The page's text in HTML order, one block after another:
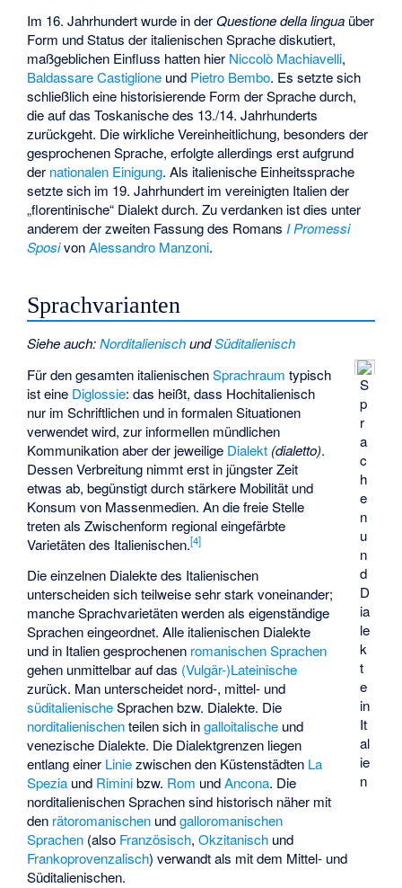
Im 16. Jahrhundert wurde in derQuestione della lingua über
Form und Status der italienischen Sprache diskutiert,
maßgeblichen Einfluss hatten hier Niccolò Machiavelli,
Baldassare Castiglione und Pietro Bembo. Es setzte sich
schließlich eine historisierende Form der Sprache durch,
die auf das Toskanische des 13./14. Jahrhunderts
zurückgeht. Die wirkliche Vereinheitlichung, besonders der
gesprochenen Sprache, erfolgte allerdings erst aufgrund
der nationalen Einigung. Als italienische Einheitssprache
setzte sich im 19. Jahrhundert im vereinigten Italien der
„florentinische“ Dialekt durch. Zu verdanken ist dies unter
anderem der zweiten Fassung des RomansI Promessi
SposivonAlessandro Manzoni.
Sprachvarianten
Siehe auch:NorditalienischundSüditalienisch
S
p
r
a
c
h
e
n
u
n
d
D
ia
le
k
t
e
in
It
al
ie
n
Für den gesamten italienischenSprachraum typisch
ist eine Diglossie: das heißt, dass Hochitalienisch
nur im Schriftlichen und in formalen Situationen
verwendet wird, zur informellen mündlichen
Kommunikation aber der jeweilige Dialekt (dialetto).
Dessen Verbreitung nimmt erst in jüngster Zeit
etwas ab, begünstigt durch stärkere Mobilität und
Konsum von Massenmedien. An die freie Stelle
treten als Zwischenform regional eingefärbte
Varietäten des Italienischen.[4]
Die einzelnen Dialekte des Italienischen
unterscheiden sich teilweise sehr stark voneinander;
manche Sprachvarietäten werden als eigenständige
Sprachen eingeordnet. Alle italienischen Dialekte
und in Italien gesprochenen romanischen Sprachen
gehen unmittelbar auf das (Vulgär-)Lateinische
zurück. Man unterscheidet nord-, mittel- und
süditalienischeSprachen bzw. Dialekte. Die
norditalienischenteilen sich ingalloitalische und
venezische Dialekte. Die Dialektgrenzen liegen
entlang einer Liniezwischen den Küstenstädten La
Spezia und Riminibzw. Rom undAncona. Die
norditalienischen Sprachen sind historisch näher mit
den rätoromanischen undgalloromanischen
Sprachen (also Französisch,Okzitanisch und
Frankoprovenzalisch) verwandt als mit dem Mittel- und
Süditalienischen.